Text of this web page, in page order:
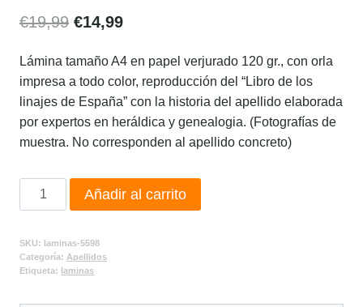
€19,99 €14,99
Lámina tamaño A4 en papel verjurado 120 gr., con orla
impresa a todo color, reproducción del “Libro de los
linajes de España” con la historia del apellido elaborada
por expertos en heráldica y genealogia. (Fotografías de
muestra. No corresponden al apellido concreto)
Añadir al carrito
SKU: laminas-5598
Categoría: Apellidos
Etiqueta: laminas